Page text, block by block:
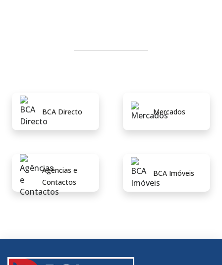
BCA Directo Mercados
Agências e
Contactos
BCA Imóveis